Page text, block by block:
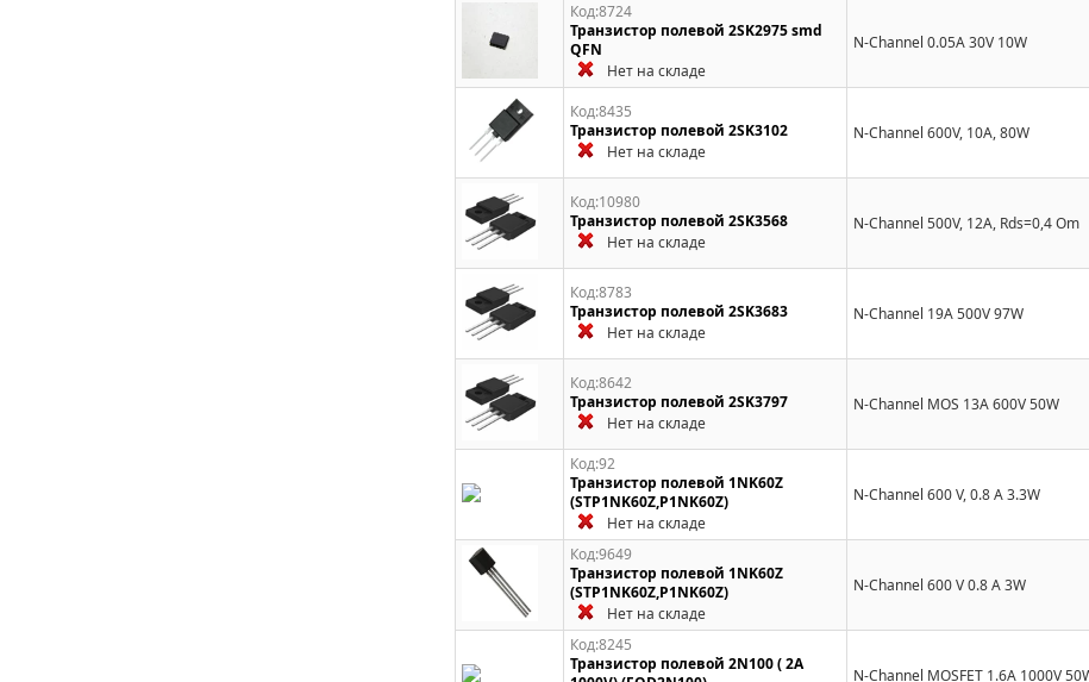
Код:8724
Транзистор полевой 2SK2975 smd
QFN
Нет на складе
N-Channel 0.05A 30V 10W
Код:8435
Транзистор полевой 2SK3102
Нет на складе
N-Channel 600V, 10A, 80W
Код:10980
Транзистор полевой 2SK3568
Нет на складе
N-Channel 500V, 12A, Rds=0,4 Om
Код:8783
Транзистор полевой 2SK3683
Нет на складе
N-Channel 19A 500V 97W
Код:8642
Транзистор полевой 2SK3797
Нет на складе
N-Channel MOS 13A 600V 50W
Код:92
Транзистор полевой 1NK60Z
(STP1NK60Z,P1NK60Z)
Нет на складе
N-Channel 600 V, 0.8 A 3.3W
Код:9649
Транзистор полевой 1NK60Z
(STP1NK60Z,P1NK60Z)
Нет на складе
N-Channel 600 V 0.8 A 3W
Код:8245
Транзистор полевой 2N100 ( 2A
N-Channel MOSFET 1.6A 1000V